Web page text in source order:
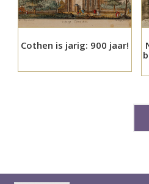
Cothen is jarig: 900 jaar!